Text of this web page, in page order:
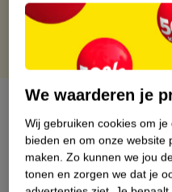
Over dit product
Productinformatie
Etiketinformatie
We waarderen je
Wij gebruiken cookies om
bieden en om onze website
maken. Zo kunnen we jou
tonen en zorgen we dat je